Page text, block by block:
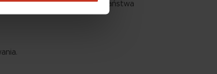
z portalu Facebook oraz Państwa